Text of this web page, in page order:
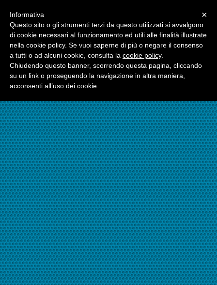
☎324.7403485
×
Informativa
Questo sito o gli strumenti terzi da questo utilizzati si avvalgono
di cookie necessari al funzionamento ed utili alle finalità illustrate
nella cookie policy. Se vuoi saperne di più o negare il consenso
a tutti o ad alcuni cookie, consulta la cookie policy.
Chiudendo questo banner, scorrendo questa pagina, cliccando
su un link o proseguendo la navigazione in altra maniera,
acconsenti all’uso dei cookie.